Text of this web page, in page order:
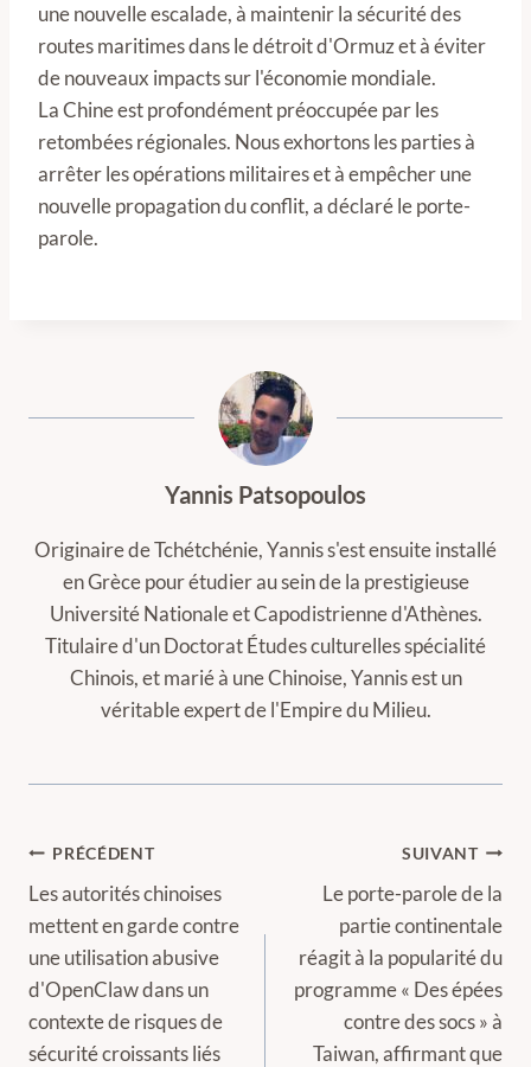
une nouvelle escalade, à maintenir la sécurité des
routes maritimes dans le détroit d'Ormuz et à éviter
de nouveaux impacts sur l'économie mondiale.
La Chine est profondément préoccupée par les
retombées régionales. Nous exhortons les parties à
arrêter les opérations militaires et à empêcher une
nouvelle propagation du conflit, a déclaré le porte-
parole.
Yannis Patsopoulos
Originaire de Tchétchénie, Yannis s'est ensuite installé
en Grèce pour étudier au sein de la prestigieuse
Université Nationale et Capodistrienne d'Athènes.
Titulaire d'un Doctorat Études culturelles spécialité
Chinois, et marié à une Chinoise, Yannis est un
véritable expert de l'Empire du Milieu.
Navigation
de
l’article
PRÉCÉDENT
Les autorités chinoises
mettent en garde contre
une utilisation abusive
d'OpenClaw dans un
contexte de risques de
sécurité croissants liés
SUIVANT
Le porte-parole de la
partie continentale
réagit à la popularité du
programme « Des épées
contre des socs » à
Taiwan, affirmant que